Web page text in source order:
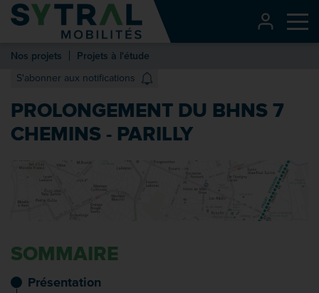
Contenu
Entête de page
Pied de page
Nos projets
Projets à l'étude
S'abonner aux notifications
PROLONGEMENT DU BHNS 7
CHEMINS - PARILLY
SOMMAIRE
Présentation